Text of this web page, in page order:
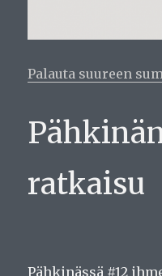
Palauta suureen
ratkaisu
Pähkinässä #12